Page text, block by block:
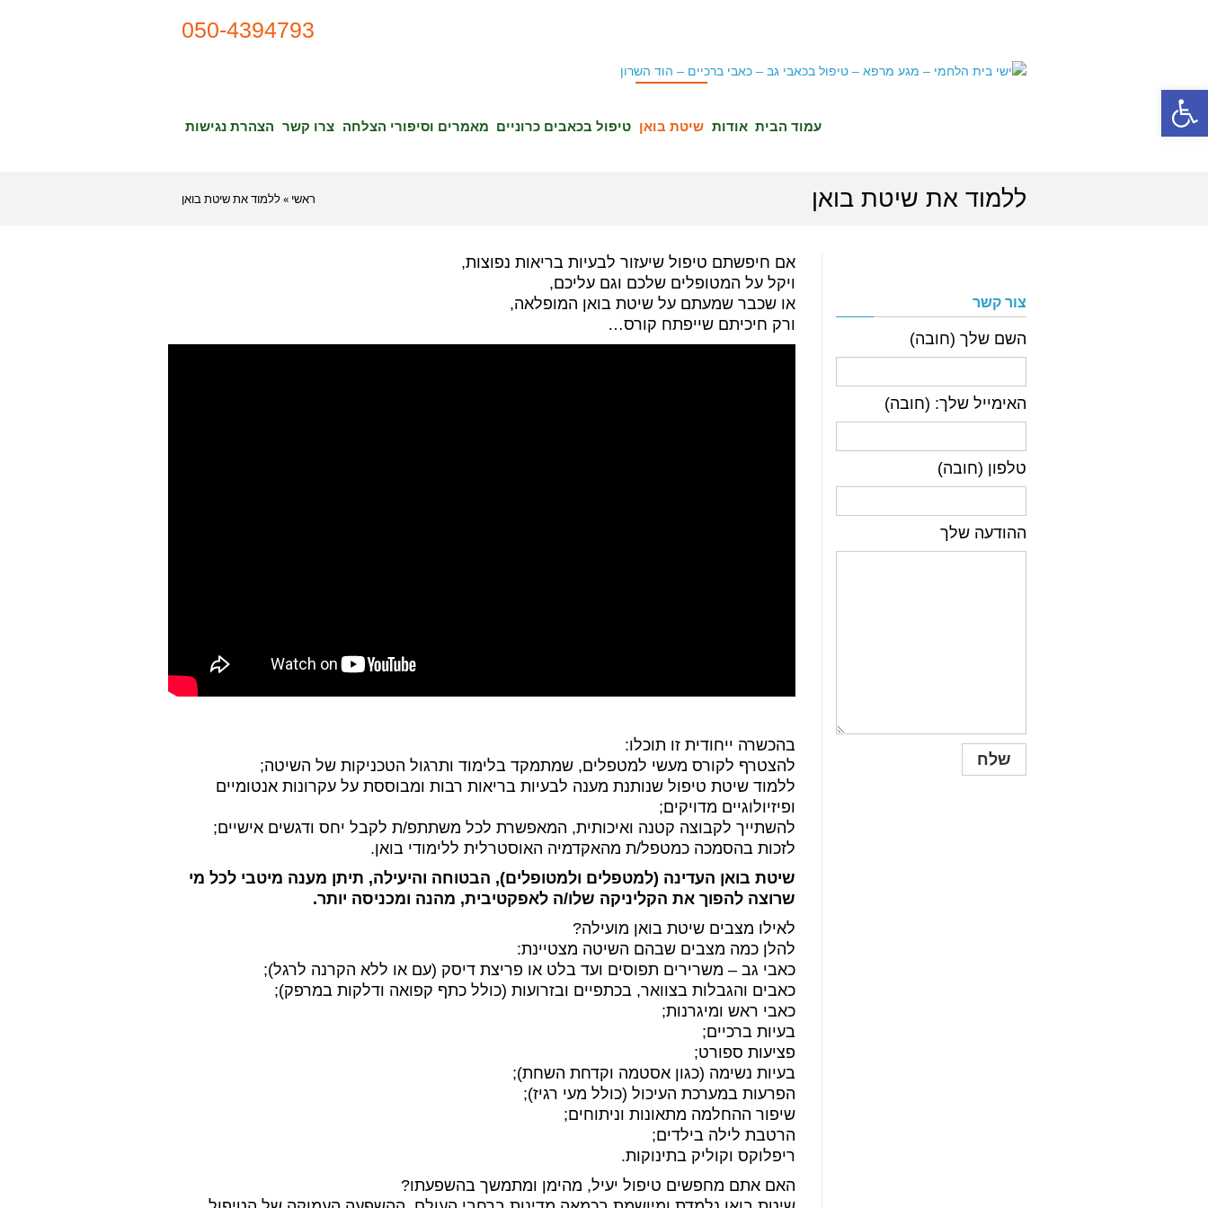
050-4394793
עמוד הבית אודות שיטת בואן טיפול בכאבים כרוניים מאמרים וסיפורי הצלחה צרו קשר הצהרת נגישות
ללמוד את שיטת בואן ראשי »ללמוד את שיטת בואן
אם חיפשתם טיפול שיעזור לבעיות בריאות נפוצות,
ויקל על המטופלים שלכם וגם עליכם,
או שכבר שמעתם על שיטת בואן המופלאה,
ורק חיכיתם שייפתח קורס…
בהכשרה ייחודית זו תוכלו:
להצטרף לקורס מעשי למטפלים, שמתמקד בלימוד ותרגול הטכניקות של השיטה;
ללמוד שיטת טיפול שנותנת מענה לבעיות בריאות רבות ומבוססת על עקרונות אנטומיים
ופיזיולוגיים מדויקים;
להשתייך לקבוצה קטנה ואיכותית, המאפשרת לכל משתתפ/ת לקבל יחס ודגשים אישיים;
לזכות בהסמכה כמטפל/ת מהאקדמיה האוסטרלית ללימודי בואן.
שיטת בואן העדינה (למטפלים ולמטופלים), הבטוחה והיעילה, תיתן מענה מיטבי לכל מי
שרוצה להפוך את הקליניקה שלו/ה לאפקטיבית, מהנה ומכניסה יותר.
לאילו מצבים שיטת בואן מועילה?
להלן כמה מצבים שבהם השיטה מצטיינת:
כאבי גב – משרירים תפוסים ועד בלט או פריצת דיסק (עם או ללא הקרנה לרגל);
כאבים והגבלות בצוואר, בכתפיים ובזרועות (כולל כתף קפואה ודלקות במרפק);
כאבי ראש ומיגרנות;
בעיות ברכיים;
פציעות ספורט;
בעיות נשימה (כגון אסטמה וקדחת השחת);
הפרעות במערכת העיכול (כולל מעי רגיז);
שיפור ההחלמה מתאונות וניתוחים;
הרטבת לילה בילדים;
ריפלוקס וקוליק בתינוקות.
האם אתם מחפשים טיפול יעיל, מהימן ומתמשך בהשפעתו?
צור קשר
השם שלך (חובה)
האימייל שלך: (חובה)
טלפון (חובה)
ההודעה שלך
פתח סרגל נגישות